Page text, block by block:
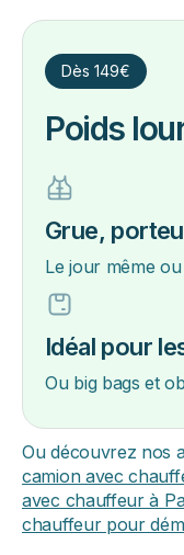
Dès 149€
Poids
Grue,
Le jour même
Idéal pour
Ou big bags et
Ou découvrez nos
camion avec
avec chauffeur à
chauffeur pour